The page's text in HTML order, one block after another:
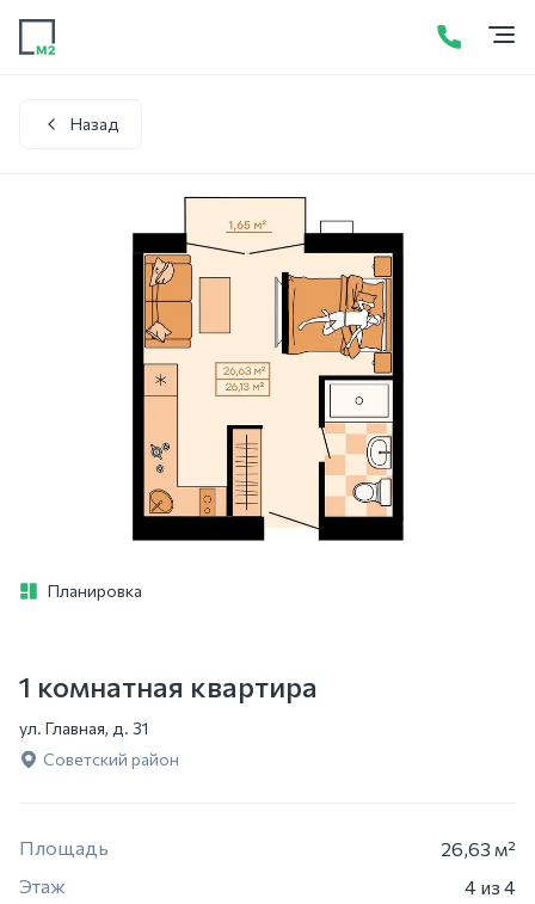
Контакты
+7 (423) 275-52-01 Написать в WhatsApp
Назад
Планировка
1 комнатная квартира
ул. Главная, д. 31
Советский район
Площадь
26,63 м²
Этаж
4 из 4